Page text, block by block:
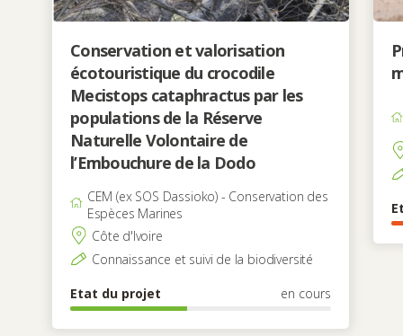
Conservation et valorisation
écotouristique du crocodile
Mecistops cataphractus par les
populations de la Réserve
Naturelle Volontaire de
l’Embouchure de la Dodo
CEM (ex SOS Dassioko) - Conservation des
Espèces Marines
Côte d'Ivoire
Connaissance et suivi de la biodiversité
Etat du projet
en cours